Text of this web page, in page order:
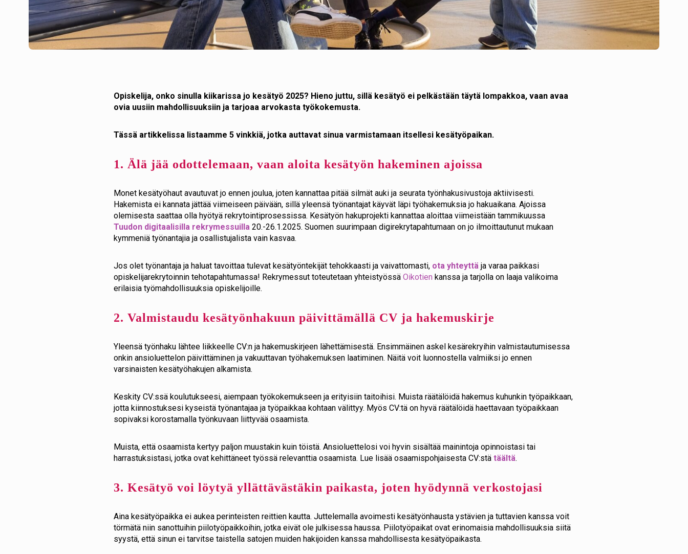
Opiskelija, onko sinulla kiikarissa jo kesätyö 2025? Hieno juttu, sillä kesätyö ei pelkästään täytä lompakkoa, vaan avaa
ovia uusiin mahdollisuuksiin ja tarjoaa arvokasta työkokemusta.
Tässä artikkelissa listaamme 5 vinkkiä, jotka auttavat sinua varmistamaan itsellesi kesätyöpaikan.
1. Älä jää odottelemaan, vaan aloita kesätyön hakeminen ajoissa
Monet kesätyöhaut avautuvat jo ennen joulua, joten kannattaa pitää silmät auki ja seurata työnhakusivustoja aktiivisesti.
Hakemista ei kannata jättää viimeiseen päivään, sillä yleensä työnantajat käyvät läpi työhakemuksia jo hakuaikana. Ajoissa
olemisesta saattaa olla hyötyä rekrytointiprosessissa. Kesätyön hakuprojekti kannattaa aloittaa viimeistään tammikuussa
Tuudon digitaalisilla rekrymessuilla 20.-26.1.2025. Suomen suurimpaan digirekrytapahtumaan on jo ilmoittautunut mukaan
kymmeniä työnantajia ja osallistujalista vain kasvaa.
Jos olet työnantaja ja haluat tavoittaa tulevat kesätyöntekijät tehokkaasti ja vaivattomasti, ota yhteyttä ja varaa paikkasi
opiskelijarekrytoinnin tehotapahtumassa! Rekrymessut toteutetaan yhteistyössä Oikotien kanssa ja tarjolla on laaja valikoima
erilaisia työmahdollisuuksia opiskelijoille.
2. Valmistaudu kesätyönhakuun päivittämällä CV ja hakemuskirje
Yleensä työnhaku lähtee liikkeelle CV:n ja hakemuskirjeen lähettämisestä. Ensimmäinen askel kesärekryihin valmistautumisessa
onkin ansioluettelon päivittäminen ja vakuuttavan työhakemuksen laatiminen. Näitä voit luonnostella valmiiksi jo ennen
varsinaisten kesätyöhakujen alkamista.
Keskity CV:ssä koulutukseesi, aiempaan työkokemukseen ja erityisiin taitoihisi. Muista räätälöidä hakemus kuhunkin työpaikkaan,
jotta kiinnostuksesi kyseistä työnantajaa ja työpaikkaa kohtaan välittyy. Myös CV:tä on hyvä räätälöidä haettavaan työpaikkaan
sopivaksi korostamalla työnkuvaan liittyvää osaamista.
Muista, että osaamista kertyy paljon muustakin kuin töistä. Ansioluettelosi voi hyvin sisältää mainintoja opinnoistasi tai
harrastuksistasi, jotka ovat kehittäneet työssä relevanttia osaamista. Lue lisää osaamispohjaisesta CV:stä täältä.
3. Kesätyö voi löytyä yllättävästäkin paikasta, joten hyödynnä verkostojasi
Aina kesätyöpaikka ei aukea perinteisten reittien kautta. Juttelemalla avoimesti kesätyönhausta ystävien ja tuttavien kanssa voit
törmätä niin sanottuihin piilotyöpaikkoihin, jotka eivät ole julkisessa haussa. Piilotyöpaikat ovat erinomaisia mahdollisuuksia siitä
syystä, että sinun ei tarvitse taistella satojen muiden hakijoiden kanssa mahdollisesta kesätyöpaikasta.